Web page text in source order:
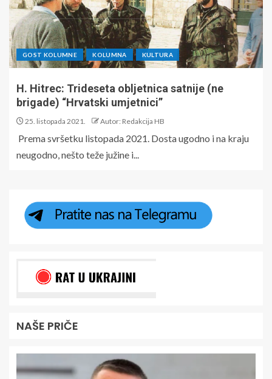
GOST KOLUMNE KOLUMNA KULTURA
H. Hitrec: Trideseta obljetnica satnije (ne
brigade) “Hrvatski umjetnici”
25. listopada 2021. Autor: Redakcija HB
Prema svršetku listopada 2021. Dosta ugodno i na kraju
neugodno, nešto teže južine i...
NAŠE PRIČE